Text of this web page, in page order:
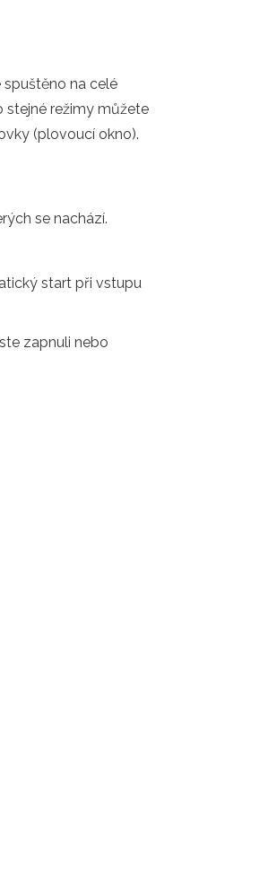
na celé
režimy můžete
(plovoucí okno).
se nachází.
start při vstupu
zapnuli nebo